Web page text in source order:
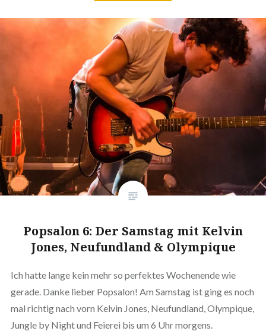
Popsalon 6: Der Samstag mit Kelvin
Jones, Neufundland & Olympique
Ich hatte lange kein mehr so perfektes Wochenende wie
gerade. Danke lieber Popsalon! Am Samstag ist ging es noch
mal richtig nach vorn Kelvin Jones, Neufundland, Olympique,
Jungle by Night und Feierei bis um 6 Uhr morgens.